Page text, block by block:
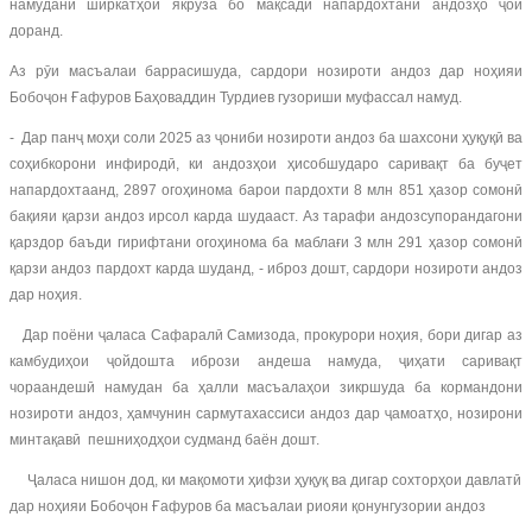
намудани ширкатҳои якрӯза бо мақсади напардохтани андозҳо ҷой
доранд.
Аз рӯи масъалаи баррасишуда, сардори нозироти андоз дар ноҳияи
Бобоҷон Ғафуров Баҳоваддин Турдиев гузориши муфассал намуд.
- Дар панҷ моҳи соли 2025 аз ҷониби нозироти андоз ба шахсони ҳуқуқӣ ва
соҳибкорони инфиродӣ, ки андозҳои ҳисобшударо саривақт ба буҷет
напардохтаанд, 2897 огоҳинома барои пардохти 8 млн 851 ҳазор сомонӣ
бақияи қарзи андоз ирсол карда шудааст. Аз тарафи андозсупорандагони
қарздор баъди гирифтани огоҳинома ба маблағи 3 млн 291 ҳазор сомонӣ
қарзи андоз пардохт карда шуданд, - иброз дошт, сардори нозироти андоз
дар ноҳия.
Дар поёни ҷаласа Сафаралӣ Самизода, прокурори ноҳия, бори дигар аз
камбудиҳои ҷойдошта ибрози андеша намуда, ҷиҳати саривақт
чораандешӣ намудан ба ҳалли масъалаҳои зикршуда ба кормандони
нозироти андоз, ҳамчунин сармутахассиси андоз дар ҷамоатҳо, нозирони
минтақавӣ пешниҳодҳои судманд баён дошт.
Ҷаласа нишон дод, ки мақомоти ҳифзи ҳуқуқ ва дигар сохторҳои давлатӣ
дар ноҳияи Бобоҷон Ғафуров ба масъалаи риояи қонунгузории андоз